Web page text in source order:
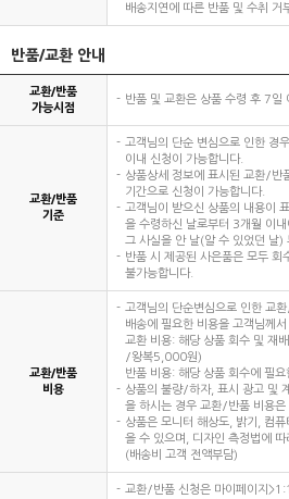
배송지연에 따른 반품 및 수취 거
반품/교환 안내
교환/반품
가능시점
반품 및 교환은 상품 수령 후 7일
교환/반품
기준
고객님의 단순 변심으로 인한 경
이내 신청이 가능합니다.
상품상세 정보에 표시된 교환/반
기간으로 신청이 가능합니다.
고객님이 받으신 상품의 내용이
을 수령하신 날로부터 3개월 이내
그 사실을 안 날(알 수 있었던 날)
반품 시 제공된 사은품은 모두 회
불가능합니다.
교환/반품
비용
고객님의 단순변심으로 인한 교
배송에 필요한 비용을 고객님께
교환 비용: 해당 상품 회수 및 재
/왕복5,000원)
반품 비용: 해당 상품 회수에 필
상품의 불량/하자, 표시 광고 및
을 하시는 경우 교환/반품 비용은
상품은 모니터 해상도, 밝기, 컴
을 수 있으며, 디자인 측정법에
(배송비 고객 전액부담)
교환/반품 신청은 마이페이지